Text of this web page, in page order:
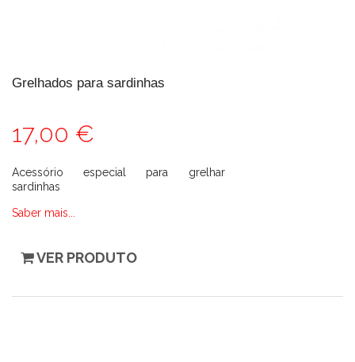
Grelhados para sardinhas
17,00 €
Acessório especial para grelhar
sardinhas
Saber mais...
VER PRODUTO